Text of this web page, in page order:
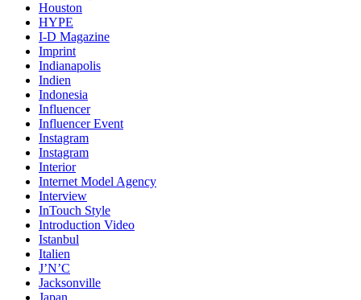
Houston
HYPE
I-D Magazine
Imprint
Indianapolis
Indien
Indonesia
Influencer
Influencer Event
Instagram
Instagram
Interior
Internet Model Agency
Interview
InTouch Style
Introduction Video
Istanbul
Italien
J’N’C
Jacksonville
Japan